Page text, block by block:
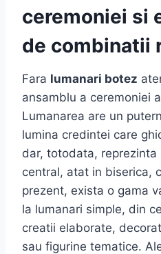
ceremoniei si
de combinatii
Fara lumanari botez
ansamblu a ceremoniei
Lumanarea are un
lumina credintei care
dar, totodata,
central, atat in biserica,
prezent, exista o gama
la lumanari simple, din
creatii elaborate,
sau figurine tematice.